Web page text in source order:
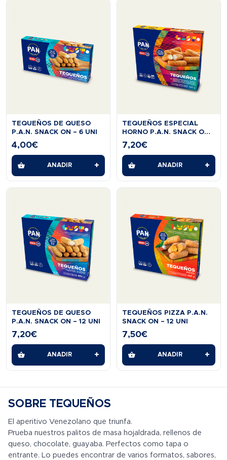
TEQUEÑOS DE QUESO
P.A.N. SNACK ON – 6 UNI
4,00€
AÑADIR +
TEQUEÑOS ESPECIAL
HORNO P.A.N. SNACK ON
– 12 UNI
7,20€
AÑADIR +
TEQUEÑOS DE QUESO
P.A.N. SNACK ON – 12 UNI
7,20€
AÑADIR +
TEQUEÑOS PIZZA P.A.N.
SNACK ON – 12 UNI
7,50€
AÑADIR +
SOBRE TEQUEÑOS
El aperitivo Venezolano que triunfa.
Prueba nuestros palitos de masa hojaldrada, rellenos de
queso, chocolate, guayaba. Perfectos como tapa o
entrante. Lo puedes encontrar de varios formatos, sabores,